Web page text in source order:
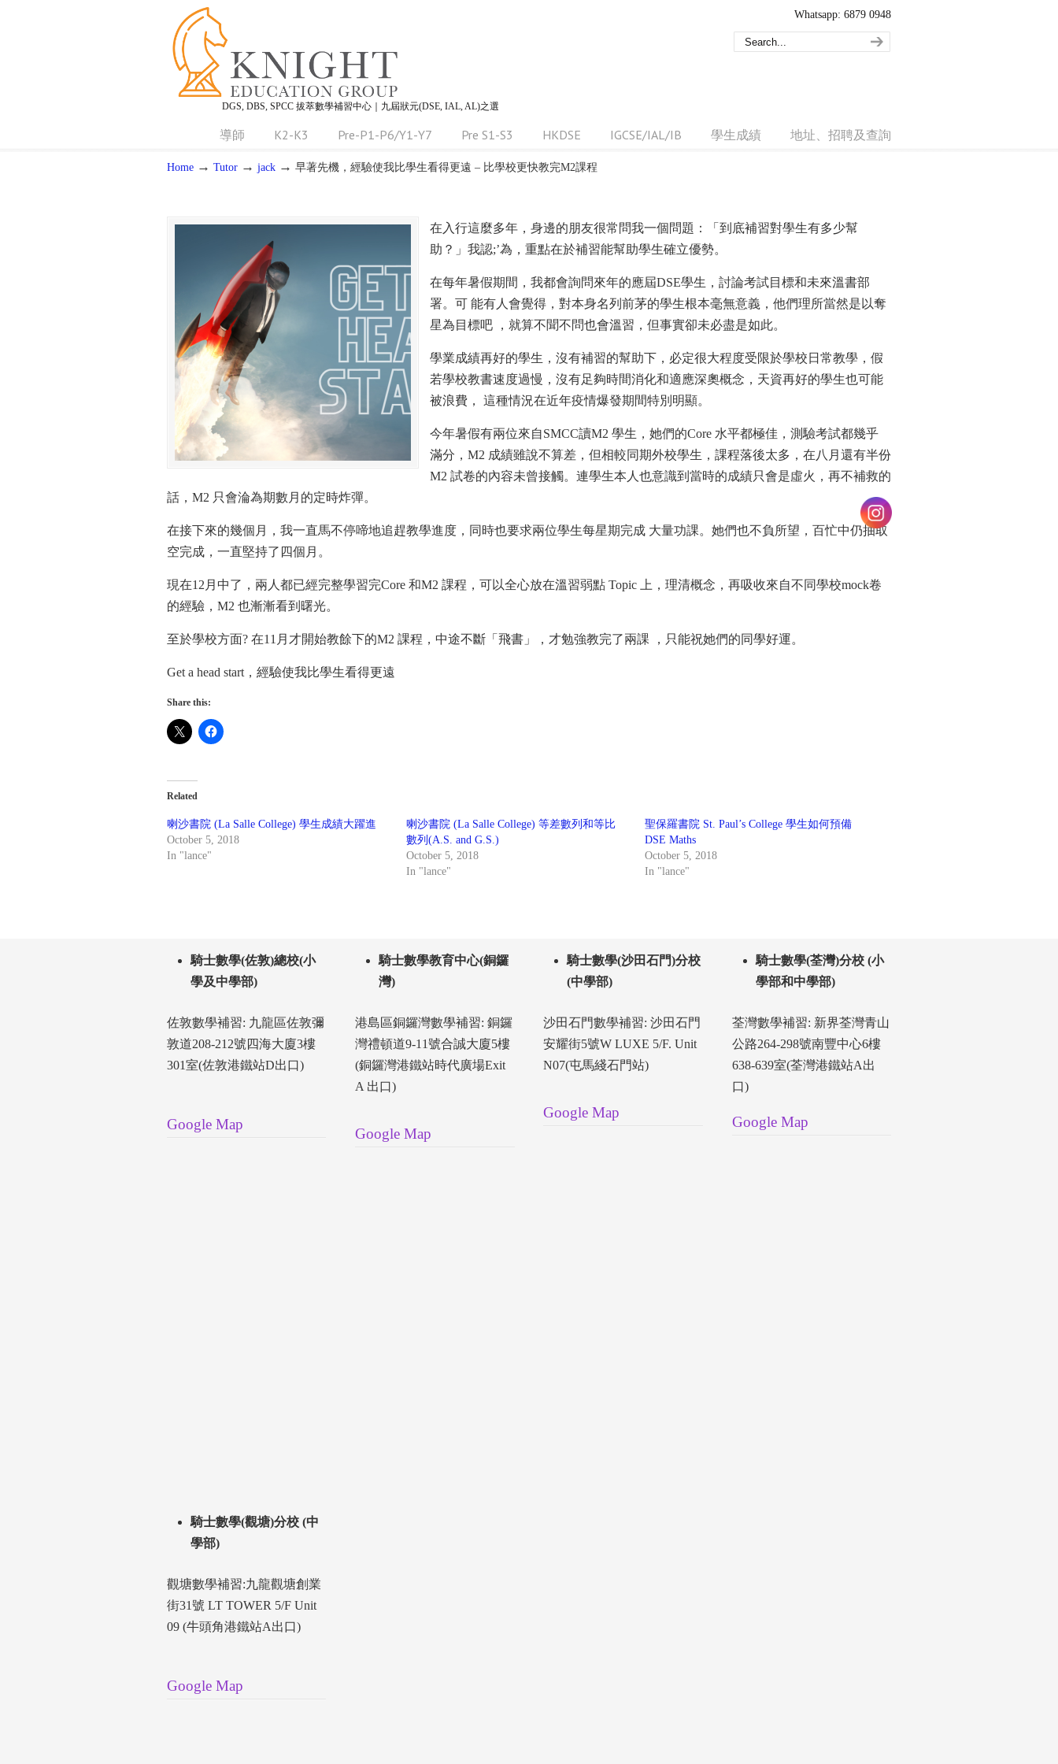
DGS, DBS, SPCC 拔萃數學補習中心｜九屆狀元(DSE, IAL, AL)之選
Whatsapp: 6879 0948
導師 K2-K3 Pre-P1-P6/Y1-Y7 Pre S1-S3 HKDSE IGCSE/IAL/IB 學生成績 地址、招聘及查詢
Home → Tutor → jack → 早著先機，經驗使我比學生看得更遠 – 比學校更快教完M2課程
在入行這麼多年，身邊的朋友很常問我一個問題：「到底補習對學生有多少幫
助？」我認;’為，重點在於補習能幫助學生確立優勢。
在每年暑假期間，我都會詢問來年的應屆DSE學生，討論考試目標和未來溫書部
署。可 能有人會覺得，對本身名列前茅的學生根本毫無意義，他們理所當然是以奪
星為目標吧 ，就算不聞不問也會溫習，但事實卻未必盡是如此。
學業成績再好的學生，沒有補習的幫助下，必定很大程度受限於學校日常教學，假
若學校教書速度過慢，沒有足夠時間消化和適應深奧概念，天資再好的學生也可能
被浪費， 這種情況在近年疫情爆發期間特別明顯。
今年暑假有兩位來自SMCC讀M2 學生，她們的Core 水平都極佳，測驗考試都幾乎
滿分，M2 成績雖說不算差，但相較同期外校學生，課程落後太多，在八月還有半份
M2 試卷的內容未曾接觸。連學生本人也意識到當時的成績只會是虛火，再不補救的
話，M2 只會淪為期數月的定時炸彈。
在接下來的幾個月，我一直馬不停啼地追趕教學進度，同時也要求兩位學生每星期完成 大量功課。她們也不負所望，百忙中仍抽取
空完成，一直堅持了四個月。
現在12月中了，兩人都已經完整學習完Core 和M2 課程，可以全心放在溫習弱點 Topic 上，理清概念，再吸收來自不同學校mock卷
的經驗，M2 也漸漸看到曙光。
至於學校方面? 在11月才開始教餘下的M2 課程，中途不斷「飛書」，才勉強教完了兩課 ，只能祝她們的同學好運。
Get a head start，經驗使我比學生看得更遠
Share this:
Related
喇沙書院 (La Salle College) 學生成績大躍進
October 5, 2018
In "lance"
喇沙書院 (La Salle College) 等差數列和等比
數列(A.S. and G.S.)
October 5, 2018
In "lance"
聖保羅書院 St. Paul’s College 學生如何預備
DSE Maths
October 5, 2018
In "lance"
騎士數學(佐敦)總校(小
學及中學部)
佐敦數學補習: 九龍區佐敦彌
敦道208-212號四海大廈3樓
301室(佐敦港鐵站D出口)
Google Map
騎士數學(觀塘)分校 (中
學部)
觀塘數學補習:九龍觀塘創業
街31號 LT TOWER 5/F Unit
09 (牛頭角港鐵站A出口)
Google Map
騎士數學教育中心(銅鑼
灣)
港島區銅鑼灣數學補習: 銅鑼
灣禮頓道9-11號合誠大廈5樓
(銅鑼灣港鐵站時代廣場Exit
A 出口)
Google Map
騎士數學(沙田石門)分校
(中學部)
沙田石門數學補習: 沙田石門
安耀街5號W LUXE 5/F. Unit
N07(屯馬綫石門站)
Google Map
騎士數學(荃灣)分校 (小
學部和中學部)
荃灣數學補習: 新界荃灣青山
公路264-298號南豐中心6樓
638-639室(荃灣港鐵站A出
口)
Google Map